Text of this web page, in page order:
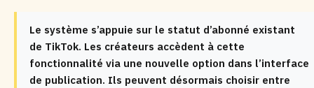
Le système s’appuie sur le statut d’abonné existant
de TikTok. Les créateurs accèdent à cette
fonctionnalité via une nouvelle option dans l’interface
de publication. Ils peuvent désormais choisir entre